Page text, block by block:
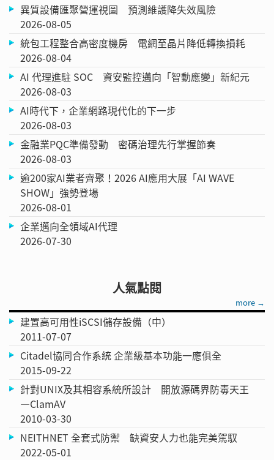
異質設備匯聚營運視圖 預測維護降失效風險
2026-08-05
統包工程整合高密度機房 電網至晶片降低轉換損耗
2026-08-04
AI 代理進駐 SOC 資安監控邁向「智動應變」新紀元
2026-08-03
AI時代下，企業網路現代化的下一步
2026-08-03
金融業PQC準備發動 密碼治理先行掌握節奏
2026-08-03
逾200家AI業者齊聚！2026 AI應用大展「AI WAVE
SHOW」強勢登場
2026-08-01
企業邁向全領域AI代理
2026-07-30
人氣點閱
more →
建置高可用性iSCSI儲存設備（中）
2011-07-07
Citadel協同合作系統 企業級基本功能一應俱全
2015-09-22
針對UNIX及其相容系統所設計 開放源碼界防毒天王
—ClamAV
2010-03-30
NEITHNET 全套式防禦 缺資安人力也能完美駕馭
2022-05-01